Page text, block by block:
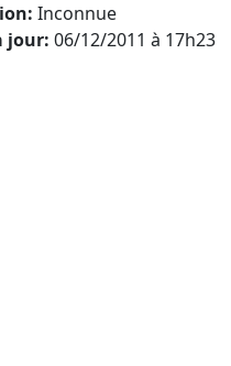
Inconnue
jour: 06/12/2011 à 17h23